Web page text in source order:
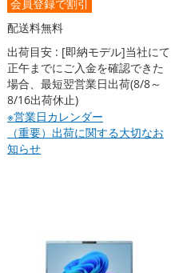
会員登録で割引
配送料無料
出荷目安 : [即納モデル]当社にて
正午までにご入金を確認できた
場合、最短翌営業日出荷(8/8～
8/16出荷休止)
※営業日カレンダー
（重要）出荷に関する大切なお
知らせ